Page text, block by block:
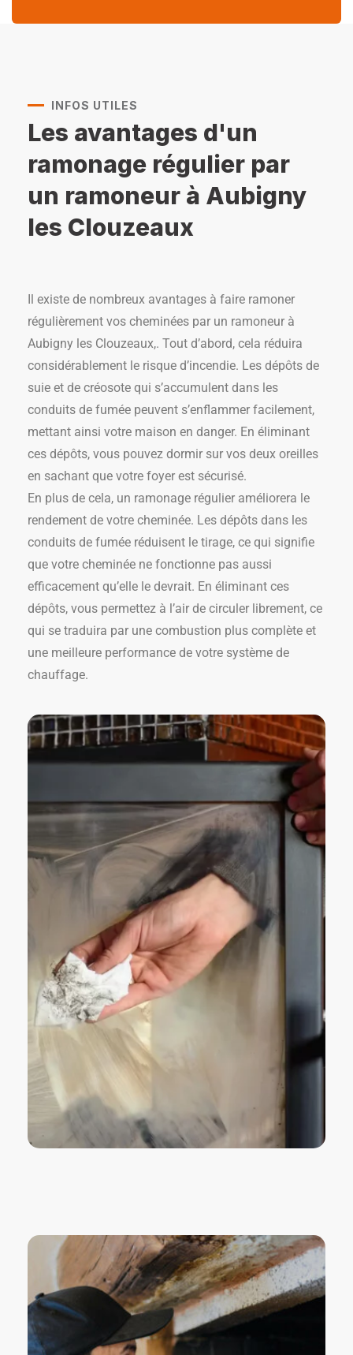
INFOS UTILES
Les avantages d'un
ramonage régulier par
un ramoneur à Aubigny
les Clouzeaux
Il existe de nombreux avantages à faire ramoner
régulièrement vos cheminées par un ramoneur à
Aubigny les Clouzeaux,. Tout d’abord, cela réduira
considérablement le risque d’incendie. Les dépôts de
suie et de créosote qui s’accumulent dans les
conduits de fumée peuvent s’enflammer facilement,
mettant ainsi votre maison en danger. En éliminant
ces dépôts, vous pouvez dormir sur vos deux oreilles
en sachant que votre foyer est sécurisé.
En plus de cela, un ramonage régulier améliorera le
rendement de votre cheminée. Les dépôts dans les
conduits de fumée réduisent le tirage, ce qui signifie
que votre cheminée ne fonctionne pas aussi
efficacement qu’elle le devrait. En éliminant ces
dépôts, vous permettez à l’air de circuler librement, ce
qui se traduira par une combustion plus complète et
une meilleure performance de votre système de
chauffage.